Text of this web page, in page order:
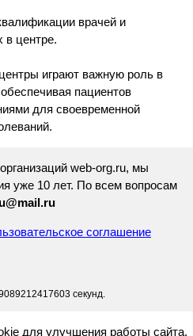
врачей и
в центре.
играют важную роль в
пациентов
для своевременной
web-org.ru, мы
уже 10 лет. По всем вопросам
соглашение
секунд.
для улучшения работы сайта.